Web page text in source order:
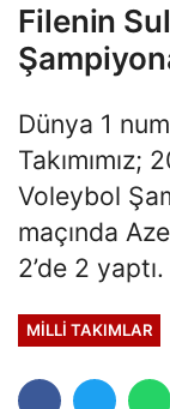
Filenin
Dünya 1
Takımımız;
Voleybol
maçında
2’de 2 yaptı.
MILLI TAKIMLAR